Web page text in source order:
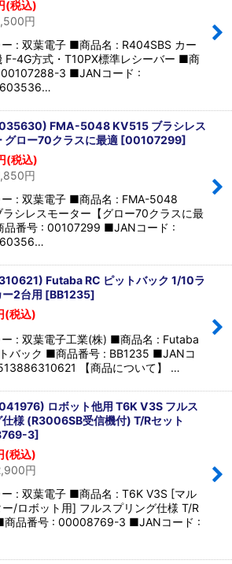
(税込)
円
: 双葉電子 ■商品名 : R404SBS カー
F-4G方式・T10PX標準レシーバー ■商
00107288-3 ■JANコード :
FMA-5048 KV515 ブラシレス
グロー70クラスに最適 [00107299]
(税込)
円
: 双葉電子 ■商品名 : FMA-5048
ラシレスモーター【グロー70クラスに最
品番号 : 00107299 ■JANコード :
Futaba RC ピットバック 1/10ラ
2台用 [BB1235]
(税込)
: 双葉電子工業(株) ■商品名 : Futaba
バック ■商品番号 : BB1235 ■JANコ
【商品について】 …
ロボット他用 T6K V3S フルス
仕様 (R3006SB受信機付) T/Rセット
3]
(税込)
円
: 双葉電子 ■商品名 : T6K V3S [マル
/ロボット用] フルスプリング仕様 T/R
商品番号 : 00008769-3 ■JANコード :